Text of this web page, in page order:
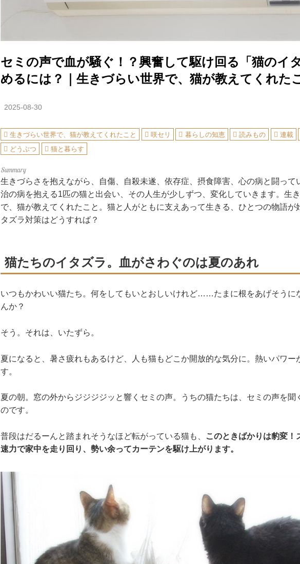
セミの声で血が騒ぐ！？興奮して駆け回る「猫のイ
めるには？｜生きづらい世界で、猫が教えてくれた
2025-08-30
生きづらい世界で、猫が教えてくれたこと 咲セリ 暮らしの知恵 読みもの
連載
どうぶつ
猫と暮らす
生きづらさを抱えながら、自傷、自殺未遂、依存症、摂食障害、心の病と闘って
治の病を抱える1匹の猫と出会い、その人生が少しずつ、変化していきます。生
で、猫が教えてくれたこと。猫と人がともに支えあって生きる、ひとつの物語が
タズラ対策はどうすれば？
猫たちのイタズラ。血がさわぐのは夏のあれ
いつもかわいい猫たち。何をしてもいとおしいけれど……たまに根をあげそうに
んか？
そう。それは、いたずら。
夏になると、暑さ疲れもあるけど、人も猫もどこか開放的な気分に。熱いパワー
す。
夏の朝。窓の外からジジジジッと響くセミの声。うちの猫たちは、セミの声を聞
のです。
普段はだるーんと踏まれそうなほど転がっている猫も、
このときばかりは豹変！
速力で家中を走り回り、勢い余ってカーテンを駆け上がります。